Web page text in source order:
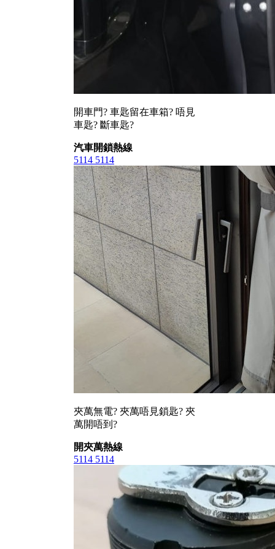
開車門? 車匙留在車箱? 唔見
車匙? 斷車匙?
汽車開鎖熱線
5114 5114
夾萬無電? 夾萬唔見鎖匙? 夾
萬開唔到?
開夾萬熱線
5114 5114